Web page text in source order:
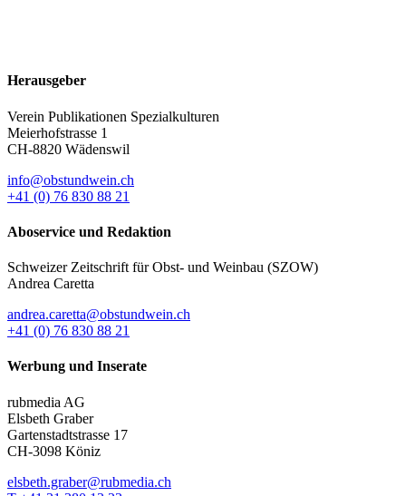
Herausgeber
Verein Publikationen Spezialkulturen
Meierhofstrasse 1
CH-8820 Wädenswil
info@obstundwein.ch
+41 (0) 76 830 88 21
Aboservice und Redaktion
Schweizer Zeitschrift für Obst- und Weinbau (SZOW)
Andrea Caretta
andrea.caretta@obstundwein.ch
+41 (0) 76 830 88 21
Werbung und Inserate
rubmedia AG
Elsbeth Graber
Gartenstadtstrasse 17
CH-3098 Köniz
elsbeth.graber@rubmedia.ch